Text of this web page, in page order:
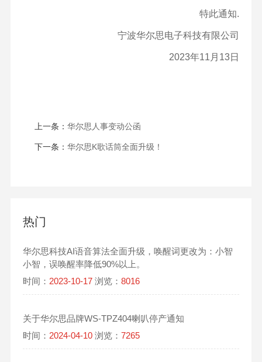
特此通知.
宁波华尔思电子科技有限公司
2023年11月13日
上一条： 华尔思人事变动公函
下一条： 华尔思K歌话筒全面升级！
热门
华尔思科技AI语音算法全面升级，唤醒词更改为：小智
小智，误唤醒率降低90%以上。
时间： 2023-10-17浏览： 8016
关于华尔思品牌WS-TPZ404喇叭停产通知
时间： 2024-04-10浏览： 7265